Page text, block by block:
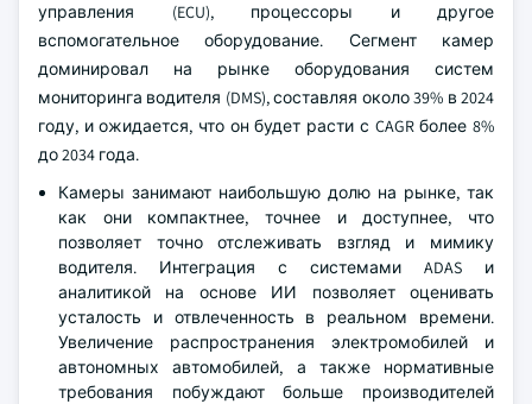
управления (ECU), процессоры и другое
вспомогательное оборудование. Сегмент камер
доминировал на рынке оборудования систем
мониторинга водителя (DMS), составляя около 39% в 2024
году, и ожидается, что он будет расти с CAGR более 8%
до 2034 года.
Камеры занимают наибольшую долю на рынке, так
как они компактнее, точнее и доступнее, что
позволяет точно отслеживать взгляд и мимику
водителя. Интеграция с системами ADAS и
аналитикой на основе ИИ позволяет оценивать
усталость и отвлеченность в реальном времени.
Увеличение распространения электромобилей и
автономных автомобилей, а также нормативные
требования побуждают больше производителей